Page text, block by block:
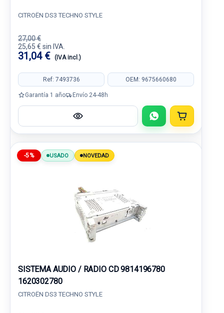
CITROËN DS3 TECHNO STYLE
27,00 €
25,65 € sin IVA.
31,04 € (IVA incl.)
Ref: 7493736 OEM: 9675660680
Garantía 1 año Envío 24-48h
-5% USADO NOVEDAD
SISTEMA AUDIO / RADIO CD 9814196780
1620302780
CITROËN DS3 TECHNO STYLE